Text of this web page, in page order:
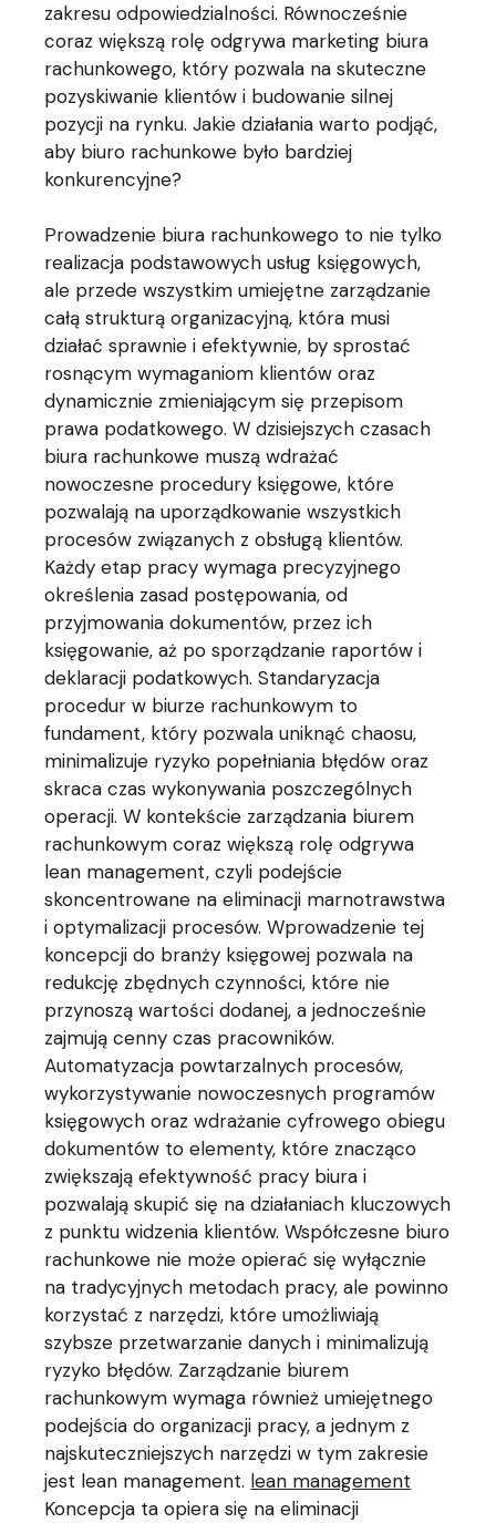
zakresu odpowiedzialności. Równocześnie
coraz większą rolę odgrywa marketing biura
rachunkowego, który pozwala na skuteczne
pozyskiwanie klientów i budowanie silnej
pozycji na rynku. Jakie działania warto podjąć,
aby biuro rachunkowe było bardziej
konkurencyjne?
Prowadzenie biura rachunkowego to nie tylko
realizacja podstawowych usług księgowych,
ale przede wszystkim umiejętne zarządzanie
całą strukturą organizacyjną, która musi
działać sprawnie i efektywnie, by sprostać
rosnącym wymaganiom klientów oraz
dynamicznie zmieniającym się przepisom
prawa podatkowego. W dzisiejszych czasach
biura rachunkowe muszą wdrażać
nowoczesne procedury księgowe, które
pozwalają na uporządkowanie wszystkich
procesów związanych z obsługą klientów.
Każdy etap pracy wymaga precyzyjnego
określenia zasad postępowania, od
przyjmowania dokumentów, przez ich
księgowanie, aż po sporządzanie raportów i
deklaracji podatkowych. Standaryzacja
procedur w biurze rachunkowym to
fundament, który pozwala uniknąć chaosu,
minimalizuje ryzyko popełniania błędów oraz
skraca czas wykonywania poszczególnych
operacji. W kontekście zarządzania biurem
rachunkowym coraz większą rolę odgrywa
lean management, czyli podejście
skoncentrowane na eliminacji marnotrawstwa
i optymalizacji procesów. Wprowadzenie tej
koncepcji do branży księgowej pozwala na
redukcję zbędnych czynności, które nie
przynoszą wartości dodanej, a jednocześnie
zajmują cenny czas pracowników.
Automatyzacja powtarzalnych procesów,
wykorzystywanie nowoczesnych programów
księgowych oraz wdrażanie cyfrowego obiegu
dokumentów to elementy, które znacząco
zwiększają efektywność pracy biura i
pozwalają skupić się na działaniach kluczowych
z punktu widzenia klientów. Współczesne biuro
rachunkowe nie może opierać się wyłącznie
na tradycyjnych metodach pracy, ale powinno
korzystać z narzędzi, które umożliwiają
szybsze przetwarzanie danych i minimalizują
ryzyko błędów. Zarządzanie biurem
rachunkowym wymaga również umiejętnego
podejścia do organizacji pracy, a jednym z
najskuteczniejszych narzędzi w tym zakresie
jest lean management. lean management
Koncepcja ta opiera się na eliminacji